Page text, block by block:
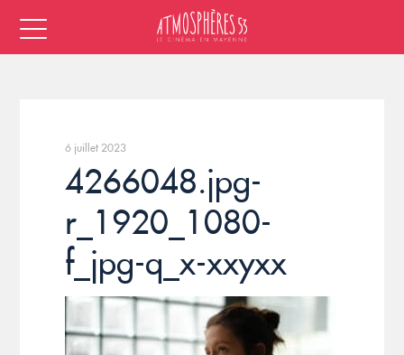
6 juillet 2023
4266048.jpg-
r_1920_1080-
f_jpg-q_x-xxyxx